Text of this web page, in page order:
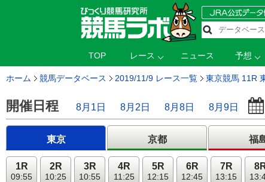
TOP レース ニュース 予想
ホーム 競馬データベース 2019/11/9 レース一覧 東京競馬 11R
開催日程 8月1日 8月2日 8月8日 8月9日
東京 京都 福
1R
09:55
2R
10:25
3R
10:55
4R
11:25
5R
12:15
6R
12:45
7R
13:15